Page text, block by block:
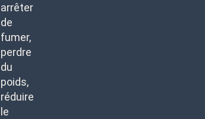
arrêter
de
fumer,
perdre
du
poids,
réduire
le